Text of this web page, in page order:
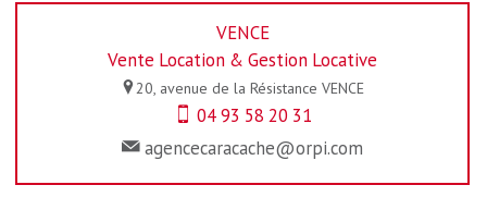
VENCE
Vente Location & Gestion Locative
20, avenue de la Résistance VENCE
04 93 58 20 31
agencecaracache@orpi.com